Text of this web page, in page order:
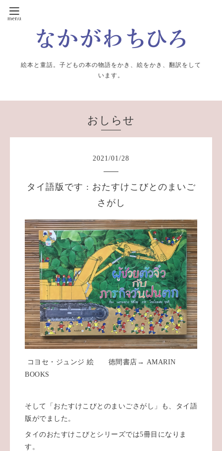
絵本と童話。子どもの本の物語をかき、絵をかき、翻訳をして
います。
おしらせ
2021/01/28
タイ語版です : おたすけこびとのまいご
さがし
コヨセ・ジュンジ 絵 徳間書店→ AMARIN
BOOKS
そして「おたすけこびとのまいごさがし」も、タイ語
版がでました。
タイのおたすけこびとシリーズでは5冊目になりま
す。